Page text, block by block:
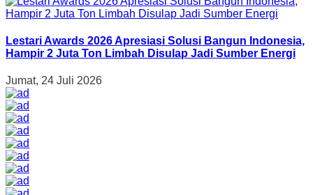
Lestari Awards 2026 Apresiasi Solusi Bangun Indonesia,
Hampir 2 Juta Ton Limbah Disulap Jadi Sumber Energi
Jumat, 24 Juli 2026